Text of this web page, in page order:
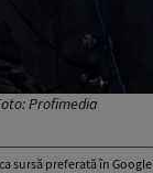
Profimedia
ca sursă preferată în Google